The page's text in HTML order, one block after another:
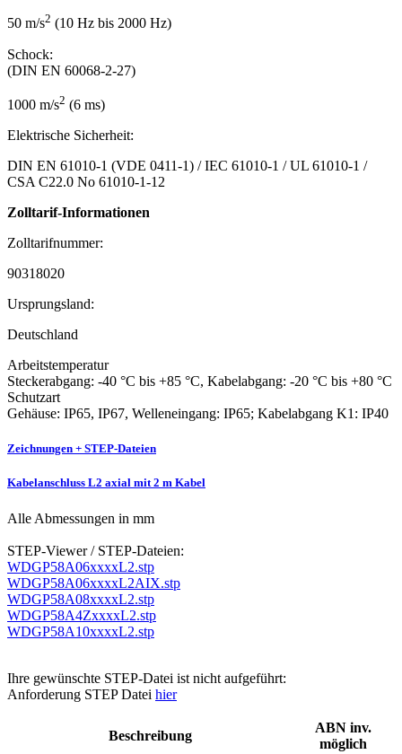
50 m/s2 (10 Hz bis 2000 Hz)
Schock:
(DIN EN 60068-2-27)
1000 m/s2 (6 ms)
Elektrische Sicherheit:
DIN EN 61010-1 (VDE 0411-1) / IEC 61010-1 / UL 61010-1 /
CSA C22.0 No 61010-1-12
Zolltarif-Informationen
Zolltarifnummer:
90318020
Ursprungsland:
Deutschland
Arbeitstemperatur
Steckerabgang: -40 °C bis +85 °C, Kabelabgang: -20 °C bis +80 °C
Schutzart
Gehäuse: IP65, IP67, Welleneingang: IP65; Kabelabgang K1: IP40
Zeichnungen + STEP-Dateien
Kabelanschluss L2 axial mit 2 m Kabel
Alle Abmessungen in mm
STEP-Viewer / STEP-Dateien:
WDGP58A06xxxxL2.stp
WDGP58A06xxxxL2AIX.stp
WDGP58A08xxxxL2.stp
WDGP58A4ZxxxxL2.stp
WDGP58A10xxxxL2.stp
Ihre gewünschte STEP-Datei ist nicht aufgeführt:
Anforderung STEP Datei hier
Beschreibung
ABN inv.
möglich